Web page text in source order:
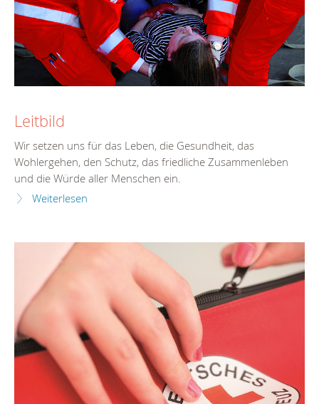
Leitbild
Wir setzen uns für das Leben, die Gesundheit, das
Wohlergehen, den Schutz, das friedliche Zusammenleben
und die Würde aller Menschen ein.
Weiterlesen